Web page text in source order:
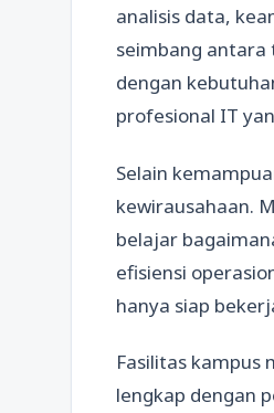
analisis data,
seimbang antara
dengan
profesional IT
Selain
kewirausahaan.
belajar
efisiensi
hanya siap
Fasilitas
lengkap dengan